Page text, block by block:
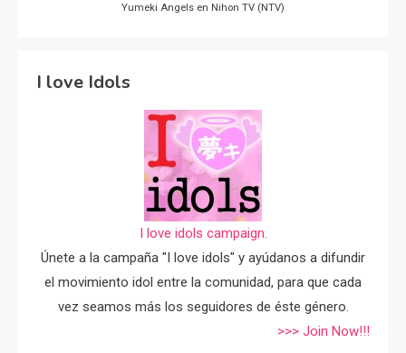
Yumeki Angels en Nihon TV (NTV)
I love Idols
I love idols campaign.
Únete a la campaña "I love idols" y ayúdanos a difundir
el movimiento idol entre la comunidad, para que cada
vez seamos más los seguidores de éste género.
>>> Join Now!!!